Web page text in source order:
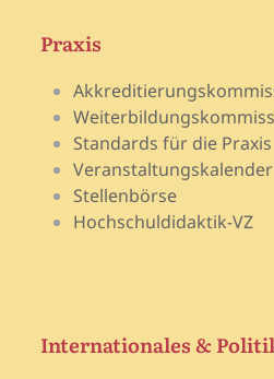
Praxis
Standards für die Praxis
Veranstaltungskalender
Stellenbörse
Hochschuldidaktik-VZ
Internationales &